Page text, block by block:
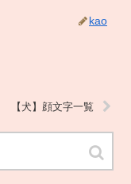
kao
【犬】顔文字一覧